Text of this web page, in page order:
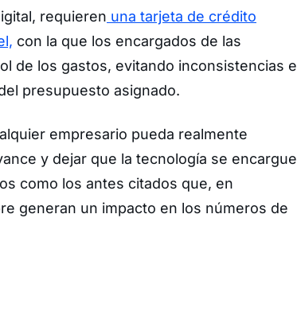
requieren una tarjeta de crédito
con la que los encargados de las
de los gastos, evitando inconsistencias e
presupuesto asignado.
empresario pueda realmente
y dejar que la tecnología se encargue
como los antes citados que, en
generan un impacto en los números de